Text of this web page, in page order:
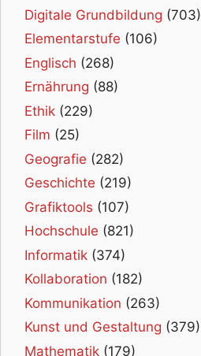
Digitale Grundbildung (703)
Elementarstufe (106)
Englisch (268)
Ernährung (88)
Ethik (229)
Film (25)
Geografie (282)
Geschichte (219)
Grafiktools (107)
Hochschule (821)
Informatik (374)
Kollaboration (182)
Kommunikation (263)
Kunst und Gestaltung (379)
Mathematik (179)